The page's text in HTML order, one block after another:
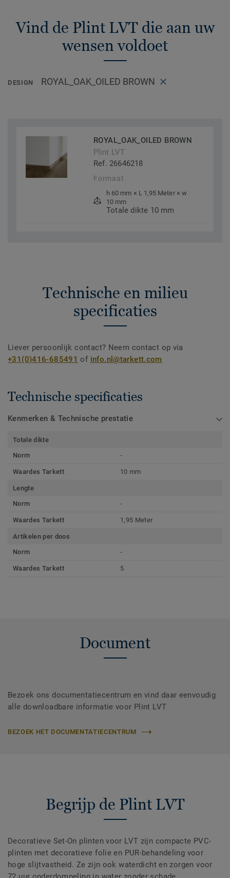
Vind de Plint LVT die aan uw
wensen voldoet
DESIGN ROYAL_OAK_OILED BROWN
ROYAL_OAK_OILED BROWN
Plint LVT
Ref. 26646218
Formaat
h 60 mm × L 1,95 Meter × w
10 mm
Totale dikte 10 mm
Technische en milieu
specificaties
Liever persoonlijk contact? Neem contact op via
+31(0)416-685491 of info.nl@tarkett.com
Technische specificaties
Kenmerken & Technische prestatie
Totale dikte
Norm
-
Waardes Tarkett 10 mm
Lengte
Norm
-
Waardes Tarkett 1,95 Meter
Artikelen per doos
Norm
-
Waardes Tarkett 5
Document
Bezoek ons documentatiecentrum en vind daar eenvoudig
alle downloadbare informatie voor Plint LVT
BEZOEK HET DOCUMENTATIECENTRUM
Begrijp de Plint LVT
Decoratieve Set-On plinten voor LVT zijn compacte PVC-
plinten met decoratieve folie en PUR-behandeling voor
hoge slijtvastheid. Ze zijn ook waterdicht en zorgen voor